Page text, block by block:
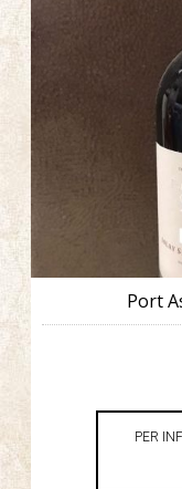
Port
PER